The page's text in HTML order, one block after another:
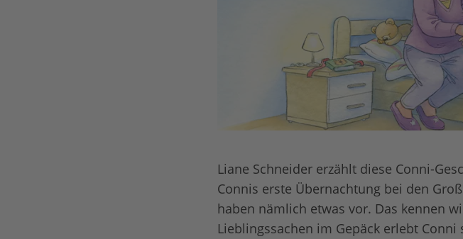
Liane Schneider erzählt diese Conni-
Connis erste Übernachtung bei den
haben nämlich etwas vor. Das kennen
Lieblingssachen im Gepäck erlebt